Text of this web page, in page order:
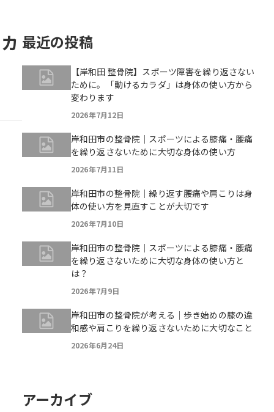
最近の投稿
【岸和田 整骨院】スポーツ障害を繰り返さない
ために。「動けるカラダ」は身体の使い方から
変わります
2026年7月12日
岸和田市の整骨院｜スポーツによる膝痛・腰痛
を繰り返さないために大切な身体の使い方
2026年7月11日
岸和田市の整骨院｜繰り返す腰痛や肩こりは身
体の使い方を見直すことが大切です
2026年7月10日
岸和田市の整骨院｜スポーツによる膝痛・腰痛
を繰り返さないために大切な身体の使い方と
は？
2026年7月9日
岸和田市の整骨院が考える｜歩き始めの膝の違
和感や肩こりを繰り返さないために大切なこと
2026年6月24日
アーカイブ